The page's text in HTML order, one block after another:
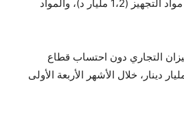
مصنعة (2،5 مليار د)، ومن مواد التجهيز (1،2 مليار د)، والمواد
التجاري دون احتساب قطاع
يقدّر بحوالي 3،6 مليار دينار، خلال الأشهر الأربعة الأولى